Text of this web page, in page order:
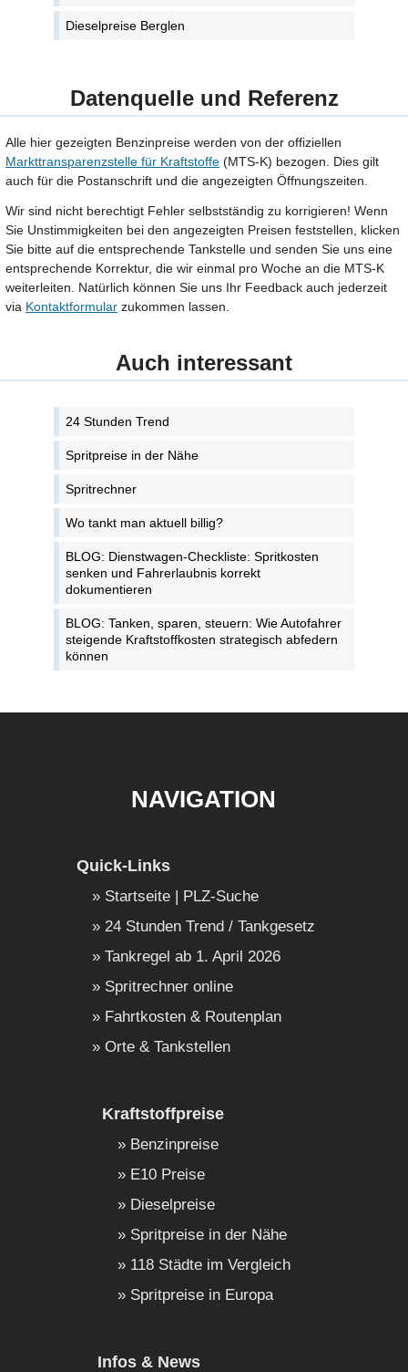
Dieselpreise Berglen
Datenquelle und Referenz
Alle hier gezeigten Benzinpreise werden von der offiziellen
Markttransparenzstelle für Kraftstoffe (MTS-K) bezogen. Dies gilt
auch für die Postanschrift und die angezeigten Öffnungszeiten.
Wir sind nicht berechtigt Fehler selbstständig zu korrigieren! Wenn
Sie Unstimmigkeiten bei den angezeigten Preisen feststellen, klicken
Sie bitte auf die entsprechende Tankstelle und senden Sie uns eine
entsprechende Korrektur, die wir einmal pro Woche an die MTS-K
weiterleiten. Natürlich können Sie uns Ihr Feedback auch jederzeit
via Kontaktformular zukommen lassen.
Auch interessant
24 Stunden Trend
Spritpreise in der Nähe
Spritrechner
Wo tankt man aktuell billig?
BLOG: Dienstwagen-Checkliste: Spritkosten
senken und Fahrerlaubnis korrekt
dokumentieren
BLOG: Tanken, sparen, steuern: Wie Autofahrer
steigende Kraftstoffkosten strategisch abfedern
können
NAVIGATION
Quick-Links
Startseite | PLZ-Suche
24 Stunden Trend / Tankgesetz
Tankregel ab 1. April 2026
Spritrechner online
Fahrtkosten & Routenplan
Orte & Tankstellen
Kraftstoffpreise
Benzinpreise
E10 Preise
Dieselpreise
Spritpreise in der Nähe
118 Städte im Vergleich
Spritpreise in Europa
Infos & News